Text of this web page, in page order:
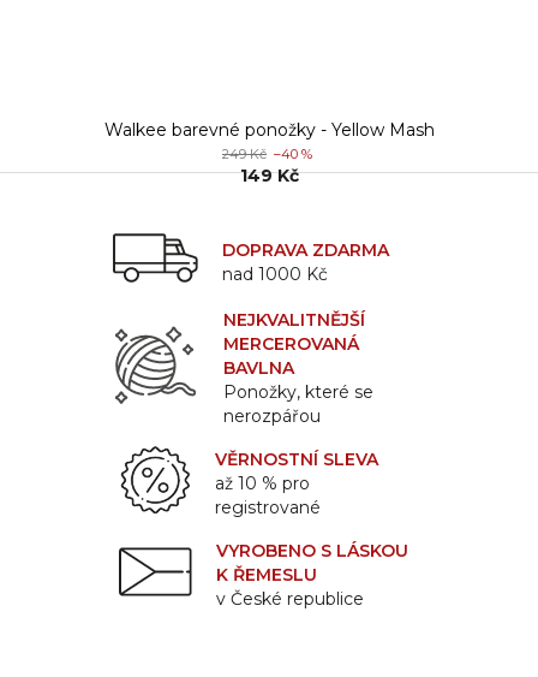
Walkee barevné ponožky - Yellow Mash
249 Kč –40 %
149 Kč
DOPRAVA ZDARMA
nad 1000 Kč
NEJKVALITNĚJŠÍ
MERCEROVANÁ
BAVLNA
Ponožky, které se
nerozpářou
VĚRNOSTNÍ SLEVA
až 10 % pro
registrované
VYROBENO S LÁSKOU
K ŘEMESLU
v České republice